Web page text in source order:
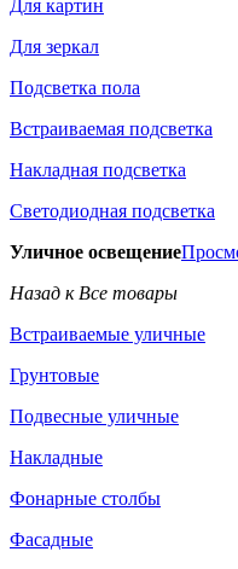
Для картин
Для зеркал
Подсветка пола
Встраиваемая подсветка
Накладная подсветка
Светодиодная подсветка
Уличное освещение
Назад к Все товары
Встраиваемые уличные
Грунтовые
Подвесные уличные
Накладные
Фонарные столбы
Фасадные